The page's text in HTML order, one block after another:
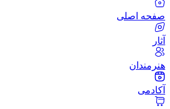
صفحه اصلی
آثار
هنرمندان
آکادمی